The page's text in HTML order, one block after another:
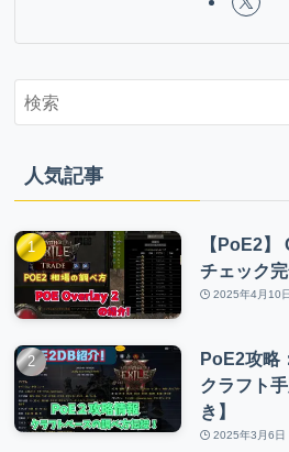
人気記事
【PoE2
チェック
2025年4月10日
PoE2攻略
クラフト
き】
2025年3月6日